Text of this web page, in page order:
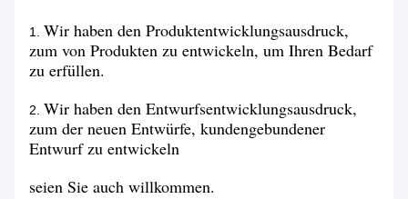
1. Wir haben den Produktentwicklungsausdruck,
zum von Produkten zu entwickeln, um Ihren Bedarf
zu erfüllen.
2. Wir haben den Entwurfsentwicklungsausdruck,
zum der neuen Entwürfe, kundengebundener
Entwurf zu entwickeln
seien Sie auch willkommen.